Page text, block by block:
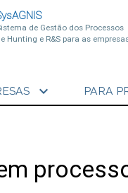
de Gestão dos Processos
Hunting e R&S para as
expand_more PARA